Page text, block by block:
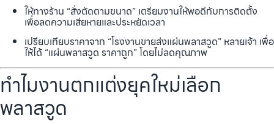
ให้ทางร้าน “สั่งตัดตามขนาด” เตรียมงานให้พอดีกับการติดตั้ง
เพื่อลดความเสียหายและประหยัดเวลา
เปรียบเทียบราคาจาก “โรงงานขายส่งแผ่นพลาสวูด” หลายเจ้า เพื่อ
ให้ได้ “แผ่นพลาสวูด ราคาถูก” โดยไม่ลดคุณภาพ
ทำไมงานตกแต่งยุคใหม่เลือก
พลาสวูด